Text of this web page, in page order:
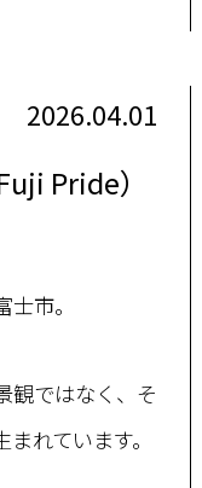
2026.04.01
Pride）
市。
観ではなく、そ
れています。